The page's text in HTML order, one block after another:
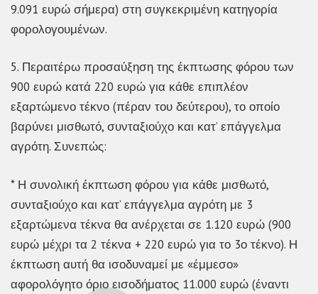
9.091 ευρώ σήμερα) στη συγκεκριμένη κατηγορία
φορολογουμένων.
5. Περαιτέρω προσαύξηση της έκπτωσης φόρου των
900 ευρώ κατά 220 ευρώ για κάθε επιπλέον
εξαρτώμενο τέκνο (πέραν του δεύτερου), το οποίο
βαρύνει μισθωτό, συνταξιούχο και κατ’ επάγγελμα
αγρότη. Συνεπώς:
* Η συνολική έκπτωση φόρου για κάθε μισθωτό,
συνταξιούχο και κατ’ επάγγελμα αγρότη με 3
εξαρτώμενα τέκνα θα ανέρχεται σε 1.120 ευρώ (900
ευρώ μέχρι τα 2 τέκνα + 220 ευρώ για το 3ο τέκνο). Η
έκπτωση αυτή θα ισοδυναμεί με «έμμεσο»
αφορολόγητο όριο εισοδήματος 11.000 ευρώ (έναντι